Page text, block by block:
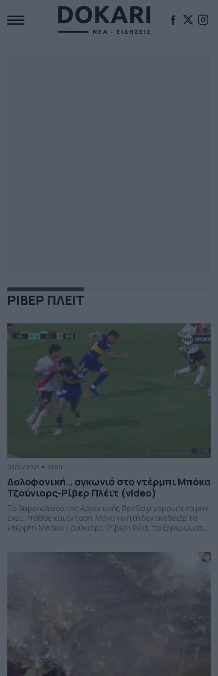
ΡΙΒΕΡ ΠΛΕΙΤ
03/01/2021 21:00
Δολοφονική… αγκωνιά στο ντέρμπι Μπόκα
Τζούνιορς-Ρίβερ Πλέιτ (video)
Το Superclasico της Αργεντινής δεν θα μπορούσε να μην
έχει… πάθος και ένταση. Μόνο νικητή δεν ανέδειξε το
ντέρμπι Μπόκα Τζούνιορς-Ρίβερ Πλέιτ, τα ξημερώματα
πανδημίας, οι δύο ομάδες έπαιξαν στο «Μπομπονέρα»
και έμειναν στο 2-2. Μεταξύ άλλων είχε και […]